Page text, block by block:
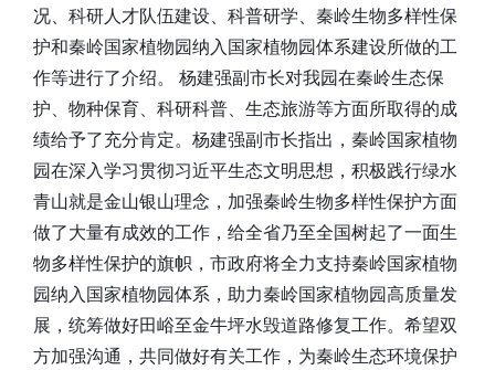
况、科研人才队伍建设、科普研学、秦岭生物多样性保
护和秦岭国家植物园纳入国家植物园体系建设所做的工
作等进行了介绍。 杨建强副市长对我园在秦岭生态保
护、物种保育、科研科普、生态旅游等方面所取得的成
绩给予了充分肯定。杨建强副市长指出，秦岭国家植物
园在深入学习贯彻习近平生态文明思想，积极践行绿水
青山就是金山银山理念，加强秦岭生物多样性保护方面
做了大量有成效的工作，给全省乃至全国树起了一面生
物多样性保护的旗帜，市政府将全力支持秦岭国家植物
园纳入国家植物园体系，助力秦岭国家植物园高质量发
展，统筹做好田峪至金牛坪水毁道路修复工作。希望双
方加强沟通，共同做好有关工作，为秦岭生态环境保护